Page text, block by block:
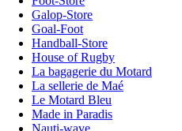
Galop-Store
Goal-Foot
Handball-Store
House of Rugby
La bagagerie du Motard
La sellerie de Maé
Le Motard Bleu
Made in Paradis
Nauti-wave